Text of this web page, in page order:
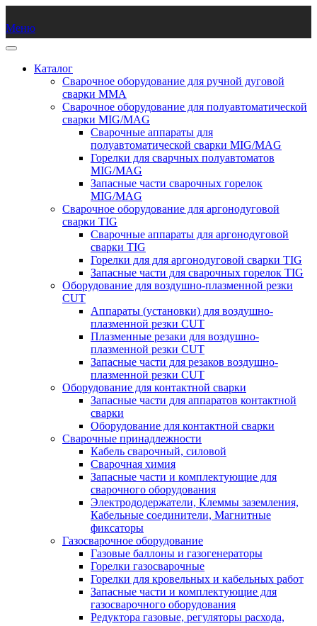
Меню
Каталог
Сварочное оборудование для ручной дуговой
сварки ММА
Сварочное оборудование для полуавтоматической
сварки MIG/MAG
Сварочные аппараты для
полуавтоматической сварки MIG/MAG
Горелки для сварчных полуавтоматов
MIG/MAG
Запасные части сварочных горелок
MIG/MAG
Сварочное оборудование для аргонодуговой
сварки TIG
Сварочные аппараты для аргонодуговой
сварки TIG
Горелки для для аргонодуговой сварки TIG
Запасные части для сварочных горелок TIG
Оборудование для воздушно-плазменной резки
CUT
Аппараты (установки) для воздушно-
плазменной резки CUT
Плазменные резаки для воздушно-
плазменной резки CUT
Запасные части для резаков воздушно-
плазменной резки CUT
Оборудование для контактной сварки
Запасные части для аппаратов контактной
сварки
Оборудование для контактной сварки
Сварочные принадлежности
Кабель сварочный, силовой
Сварочная химия
Запасные части и комплектующие для
сварочного оборудования
Электрододержатели, Клеммы заземления,
Кабельные соединители, Магнитные
фиксаторы
Газосварочное оборудование
Газовые баллоны и газогенераторы
Горелки газосварочные
Горелки для кровельных и кабельных работ
Запасные части и комплектующие для
газосварочного оборудования
Редуктора газовые, регуляторы расхода,